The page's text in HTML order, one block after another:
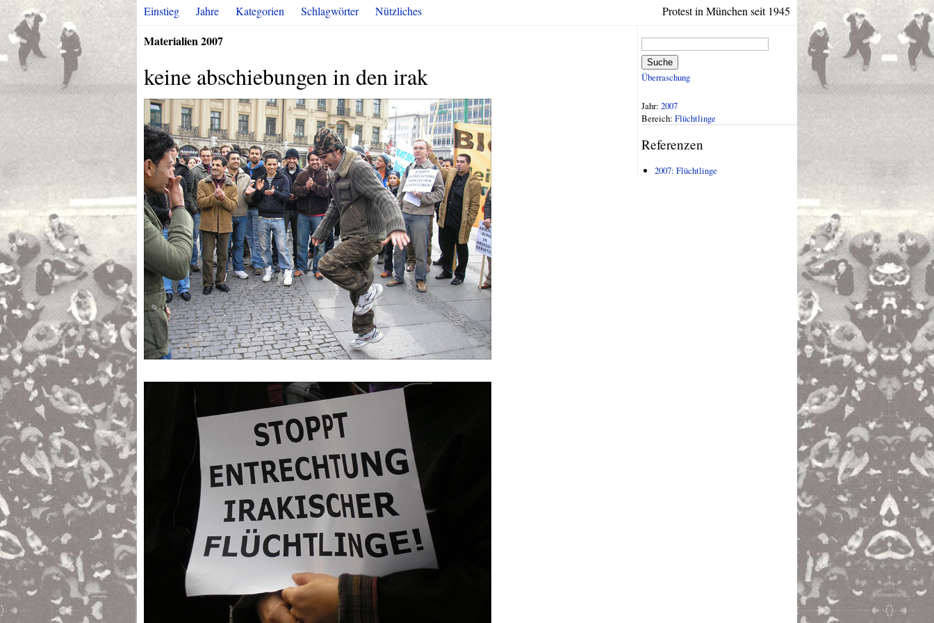
Protest in München seit 1945
Einstieg Jahre Kategorien Schlagwörter Nützliches
Materialien 2007
keine abschiebungen in den irak Suche
Überraschung
Jahr: 2007
Bereich: Flüchtlinge
Referenzen
2007: Flüchtlinge